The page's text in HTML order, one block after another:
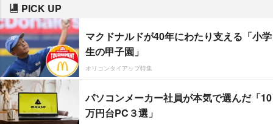
PICK UP
マクドナルドが40年にわたり支える「小学
生の甲子園」
オリコンタイアップ特集
パソコンメーカー社員が本気で選んだ「10
万円台PC３選」